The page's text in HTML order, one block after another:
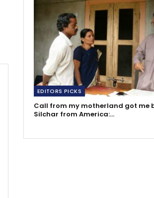
EDITORS PICKS
Call from my motherland got me
Silchar from America:…